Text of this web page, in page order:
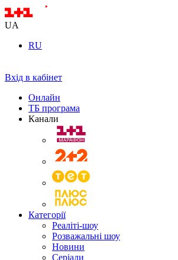
UA
RU
Вхід в кабінет
Онлайн
ТБ програма
Канали
Категорії
Реаліті-шоу
Розважальні шоу
Новини
Серіали